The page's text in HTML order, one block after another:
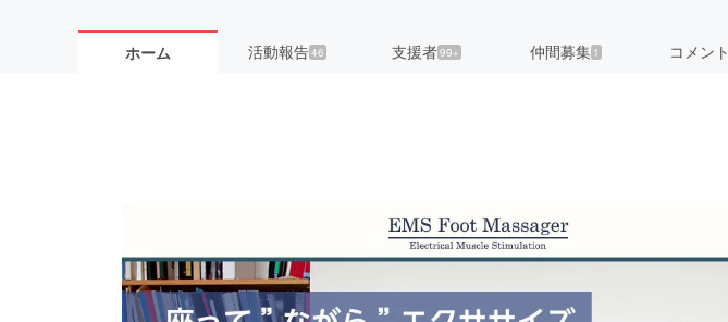
ホーム 活動報告46 支援者99+ 仲間募集 1 コメント